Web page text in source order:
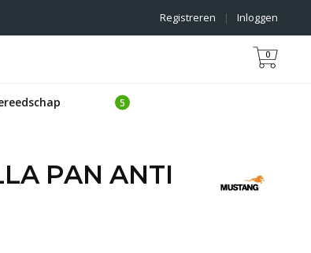
Inloggen
|
Registreren
0
PAN ANTI